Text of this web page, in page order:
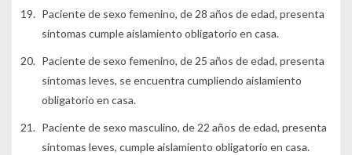
Paciente de sexo femenino, de 28 años de edad, presenta
síntomas cumple aislamiento obligatorio en casa.
Paciente de sexo femenino, de 25 años de edad, presenta
síntomas leves, se encuentra cumpliendo aislamiento
obligatorio en casa.
Paciente de sexo masculino, de 22 años de edad, presenta
síntomas leves, cumple aislamiento obligatorio en casa.